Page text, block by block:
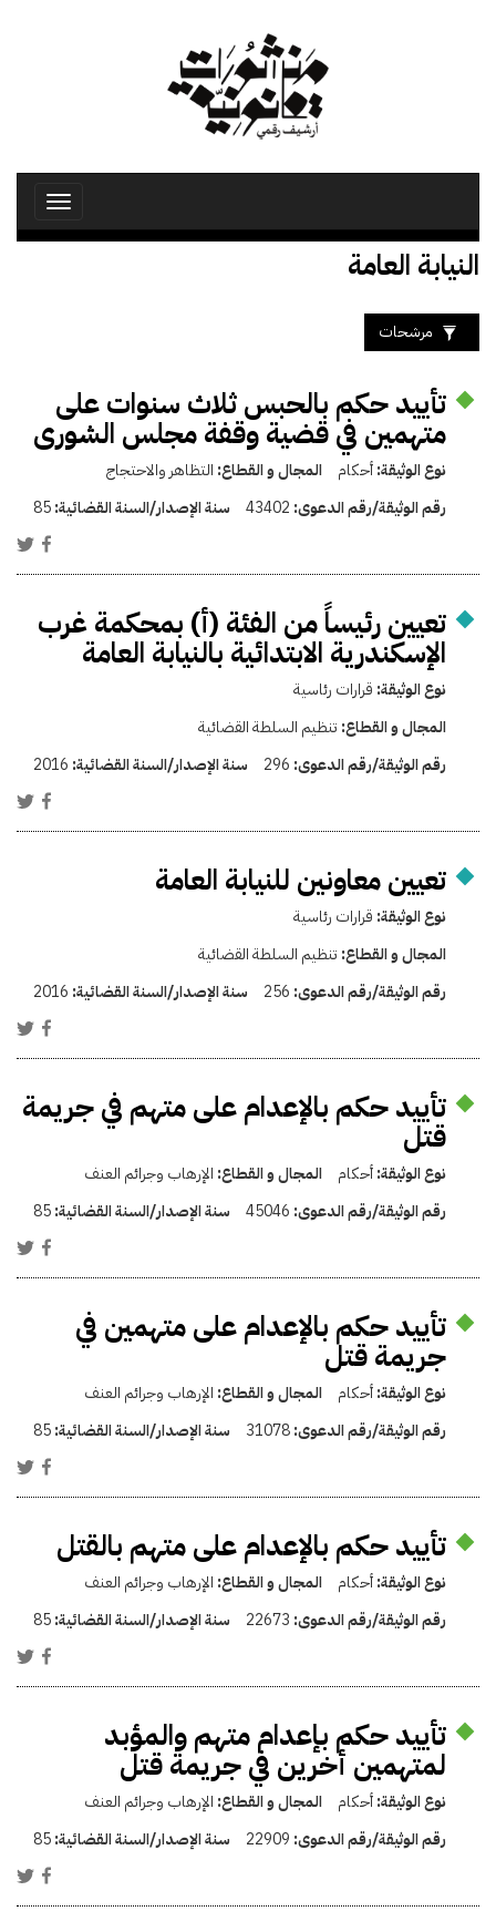
Toggle
النيابة العامة
مرشحات
تأييد حكم بالحبس ثلاث سنوات على
متهمين في قضية وقفة مجلس الشورى
نوع الوثيقة:أحكام المجال و القطاع: التظاهر والاحتجاج
رقم الوثيقة/رقم الدعوى: 43402 سنة الإصدار/السنة القضائية:85
تعيين رئيساً من الفئة (أ) بمحكمة غرب
الإسكندرية الابتدائية بالنيابة العامة
نوع الوثيقة: قرارات رئاسية
المجال و القطاع: تنظيم السلطة القضائية
رقم الوثيقة/رقم الدعوى: 296 سنة الإصدار/السنة القضائية: 2016
تعيين معاونين للنيابة العامة
نوع الوثيقة: قرارات رئاسية
المجال و القطاع: تنظيم السلطة القضائية
رقم الوثيقة/رقم الدعوى: 256 سنة الإصدار/السنة القضائية: 2016
تأييد حكم بالإعدام على متهم في جريمة
قتل
نوع الوثيقة:أحكام المجال و القطاع: الإرهاب وجرائم العنف
رقم الوثيقة/رقم الدعوى: 45046 سنة الإصدار/السنة القضائية:85
تأييد حكم بالإعدام على متهمين في
جريمة قتل
نوع الوثيقة:أحكام المجال و القطاع: الإرهاب وجرائم العنف
رقم الوثيقة/رقم الدعوى:31078 سنة الإصدار/السنة القضائية:85
تأييد حكم بالإعدام على متهم بالقتل
نوع الوثيقة:أحكام المجال و القطاع: الإرهاب وجرائم العنف
رقم الوثيقة/رقم الدعوى: 22673 سنة الإصدار/السنة القضائية:85
تأييد حكم بإعدام متهم والمؤبد
لمتهمين أخرين في جريمة قتل
نوع الوثيقة:أحكام المجال و القطاع: الإرهاب وجرائم العنف
رقم الوثيقة/رقم الدعوى: 22909 سنة الإصدار/السنة القضائية:85